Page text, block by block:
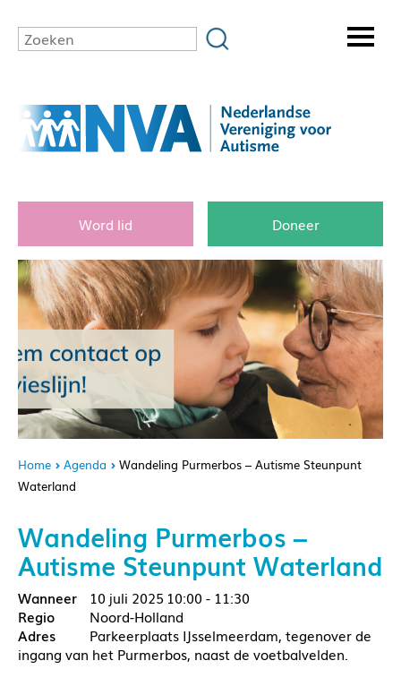
Word lid Doneer
Home Agenda
Wandeling Purmerbos – Autisme Steunpunt
Waterland
Wandeling Purmerbos –
Autisme Steunpunt Waterland
10 juli 2025 10:00 - 11:30
Noord-Holland
Parkeerplaats IJsselmeerdam, tegenover de
ingang van het Purmerbos, naast de voetbalvelden.